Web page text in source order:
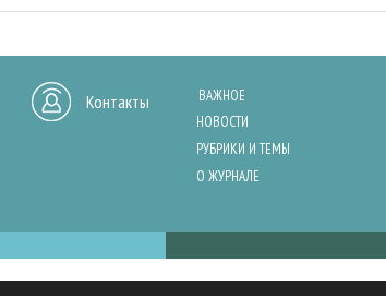
Контакты
ВАЖНОЕ
НОВОСТИ
РУБРИКИ И ТЕМЫ
О ЖУРНАЛЕ